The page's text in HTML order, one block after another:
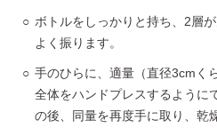
ボトルをしっかりと持ち、2層
よく振ります。
手のひらに、適量（直径3cmく
全体をハンドプレスするように
の後、同量を再度手に取り、乾